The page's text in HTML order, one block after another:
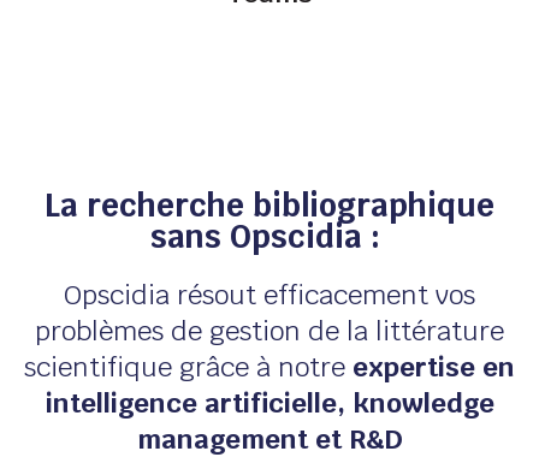
La recherche bibliographique
sans Opscidia :
Opscidia résout efficacement vos
problèmes de gestion de la littérature
scientifique grâce à notre expertise en
intelligence artificielle, knowledge
management et R&D